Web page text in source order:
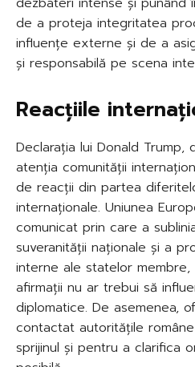
de a proteja integritatea
influențe externe și de a
și responsabilă pe scena
Reacțiile
Declarația lui Donald
atenția comunității
de reacții din partea
internaționale. Uniunea
comunicat prin care a
suveranității naționale și a
interne ale statelor
afirmații nu ar trebui să
diplomatice. De asemenea,
contactat autoritățile
sprijinul și pentru a clarifica